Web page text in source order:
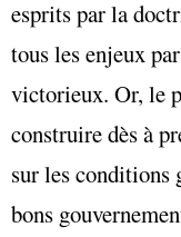
esprits par la
tous les enjeux
victorieux. Or, le
construire dès à
sur les conditions
bons